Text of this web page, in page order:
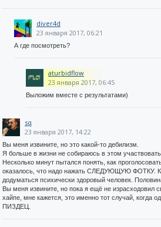
diver4d
23 января 2017, 06:21
А где посмотреть?
aturbidflow
23 января 2017, 06:45
Выложим вместе с результатами)
sq
23 января 2017, 14:22
Вы меня извините, но это какой-то дебилизм.
Я больше в жизни не собираюсь в этом
Несколько минут пытался понять, как
оказалось, что надо нажать СЛЕДУЮЩУЮ ФОТКУ.
додуматься психически здоровый человек.
Вы меня извините, но пока я ещё не израсходовил
хайпе, мне кажется, это именно тот случай, когда
ПИЗДЕЦ.